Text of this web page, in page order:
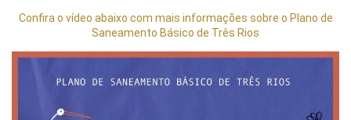
Confira o vídeo abaixo com mais informações sobre o Plano de
Saneamento Básico de Três Rios